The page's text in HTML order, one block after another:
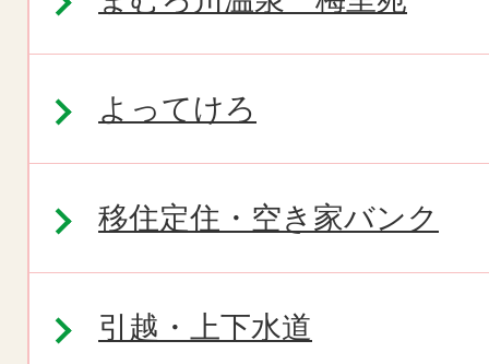
よってけろ
移住定住・空き家バンク
引越・上下水道